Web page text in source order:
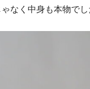
なく中身も本物で